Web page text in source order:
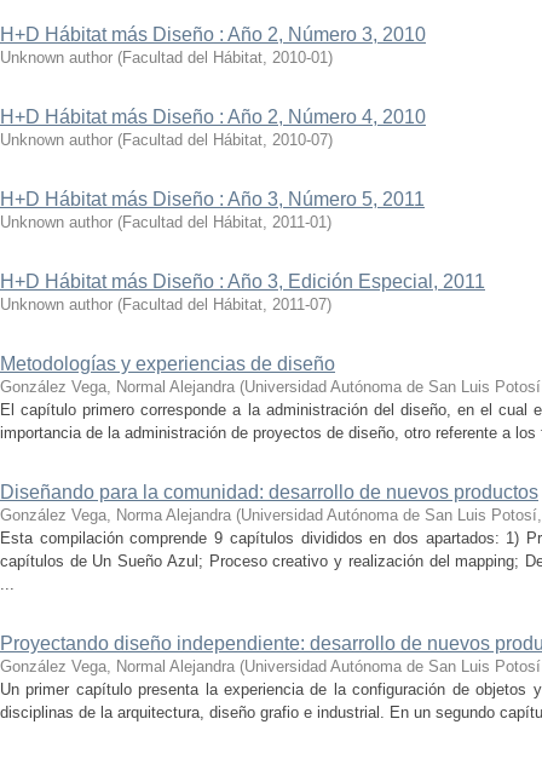
H+D Hábitat más Diseño : Año 2, Número 3, 2010
Unknown author (Facultad del Hábitat, 2010-01)
H+D Hábitat más Diseño : Año 2, Número 4, 2010
Unknown author (Facultad del Hábitat, 2010-07)
H+D Hábitat más Diseño : Año 3, Número 5, 2011
Unknown author (Facultad del Hábitat, 2011-01)
H+D Hábitat más Diseño : Año 3, Edición Especial, 2011
Unknown author (Facultad del Hábitat, 2011-07)
Metodologías y experiencias de diseño
González Vega, Normal Alejandra (Universidad Autónoma de San Luis Potosí
El capítulo primero corresponde a la administración del diseño, en el cual
importancia de la administración de proyectos de diseño, otro referente a
Diseñando para la comunidad: desarrollo de nuevos productos
González Vega, Norma Alejandra (Universidad Autónoma de San Luis Potosí
Esta compilación comprende 9 capítulos divididos en dos apartados: 1)
capítulos de Un Sueño Azul; Proceso creativo y realización del mapping;
...
Proyectando diseño independiente: desarrollo de nuevos
González Vega, Normal Alejandra (Universidad Autónoma de San Luis Potosí­
Un primer capí­tulo presenta la experiencia de la configuración de objetos
disciplinas de la arquitectura, diseño grafio e industrial. En un segundo